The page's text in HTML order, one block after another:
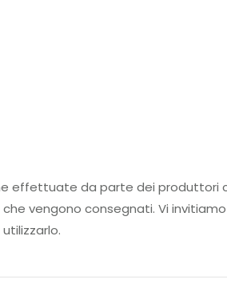
effettuate da parte dei
vengono consegnati. Vi